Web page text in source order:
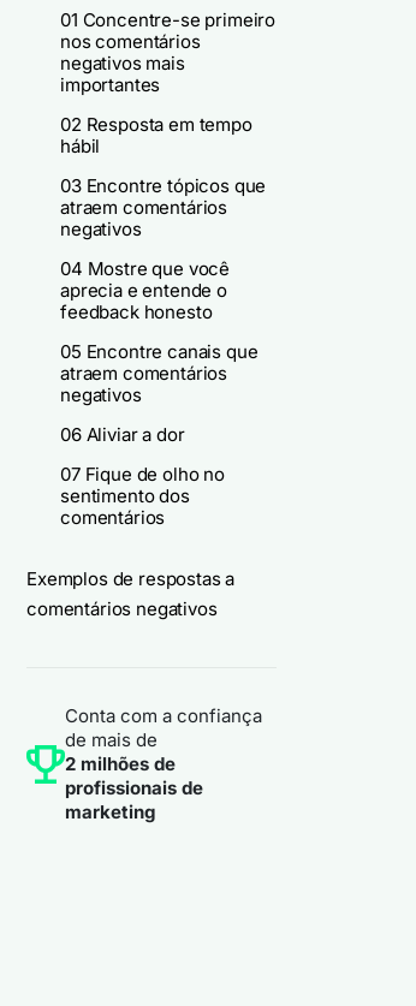
01 Concentre-se primeiro
nos comentários
negativos mais
importantes
02 Resposta em tempo
hábil
03 Encontre tópicos que
atraem comentários
negativos
04 Mostre que você
aprecia e entende o
feedback honesto
05 Encontre canais que
atraem comentários
negativos
06 Aliviar a dor
07 Fique de olho no
sentimento dos
comentários
Exemplos de respostas a
comentários negativos
Conta com a confiança
de mais de
2 milhões de
profissionais de
marketing